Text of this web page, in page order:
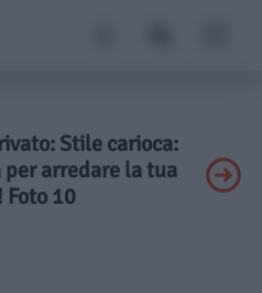
Stile carioca:
arredare la tua
Foto 10